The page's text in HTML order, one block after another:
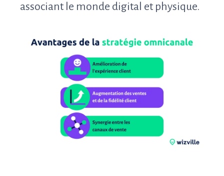
associant le monde digital et physique.